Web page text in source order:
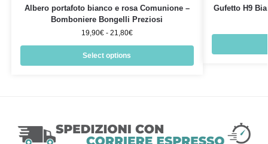
Albero portafoto bianco e rosa Comunione –
Bomboniere Bongelli Preziosi
19,90€ - 21,80€
Select options
Gufetto H9